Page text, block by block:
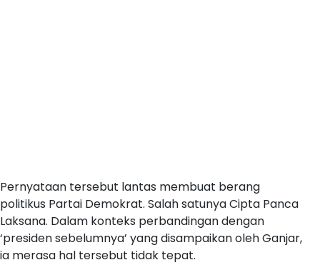
Pernyataan tersebut lantas membuat berang
politikus Partai Demokrat. Salah satunya Cipta Panca
Laksana. Dalam konteks perbandingan dengan
‘presiden sebelumnya’ yang disampaikan oleh Ganjar,
ia merasa hal tersebut tidak tepat.